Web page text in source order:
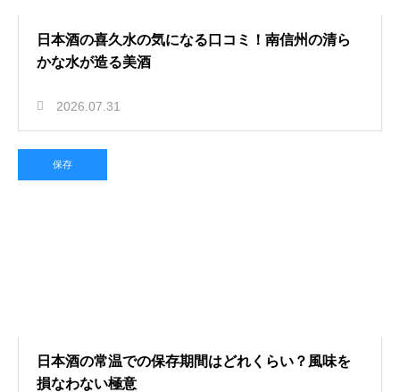
日本酒の喜久水の気になる口コミ！南信州の清ら
かな水が造る美酒
2026.07.31
保存
日本酒の常温での保存期間はどれくらい？風味を
損なわない極意